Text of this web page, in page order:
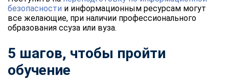
безопасности и информационным ресурсам могут
все желающие, при наличии профессионального
образования ссуза или вуза.
5 шагов, чтобы пройти
обучение